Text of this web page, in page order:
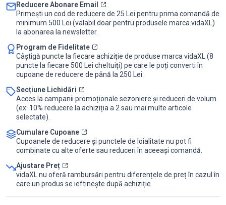
Reducere Abonare Email
Primești un cod de reducere de 25 Lei pentru prima comandă de
minimum 500 Lei (valabil doar pentru produsele marca vidaXL)
la abonarea la newsletter.
Program de Fidelitate
Câștigă puncte la fiecare achiziție de produse marca vidaXL (8
puncte la fiecare 500 Lei cheltuiți) pe care le poți converti în
cupoane de reducere de până la 250 Lei.
Secțiune Lichidări
Acces la campanii promoționale sezoniere și reduceri de volum
(ex: 10% reducere la achiziția a 2 sau mai multe articole
selectate).
Cumulare Cupoane
Cupoanele de reducere și punctele de loialitate nu pot fi
combinate cu alte oferte sau reduceri în aceeași comandă.
Ajustare Preț
vidaXL nu oferă rambursări pentru diferențele de preț în cazul în
care un produs se ieftinește după achiziție.